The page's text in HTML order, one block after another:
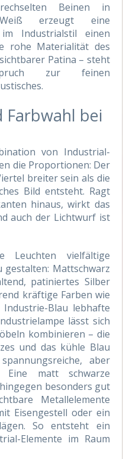
Beinen in
Weiß erzeugt eine
im Industrialstil einen
rohe Materialität des
Patina – steht
zur feinen
bei
von Industrial-
die Proportionen: Der
breiter sein als die
Bild entsteht. Ragt
hinaus, wirkt das
auch der Lichtwurf ist
Leuchten vielfältige
gestalten: Mattschwarz
patiniertes Silber
kräftige Farben wie
Blau lebhafte
lässt sich
kombinieren – die
und das kühle Blau
aber
Eine matt schwarze
besonders gut
Metallelemente
Eisengestell oder ein
So entsteht ein
Elemente im Raum